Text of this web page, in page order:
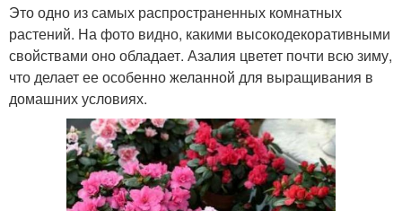
Это одно из самых распространенных комнатных
растений. На фото видно, какими высокодекоративными
свойствами оно обладает. Азалия цветет почти всю зиму,
что делает ее особенно желанной для выращивания в
домашних условиях.